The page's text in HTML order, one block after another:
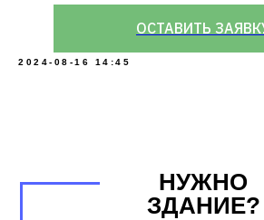
ОСТАВИТЬ
2024-08-16 14:45
НУЖНО
ЗДАНИЕ?